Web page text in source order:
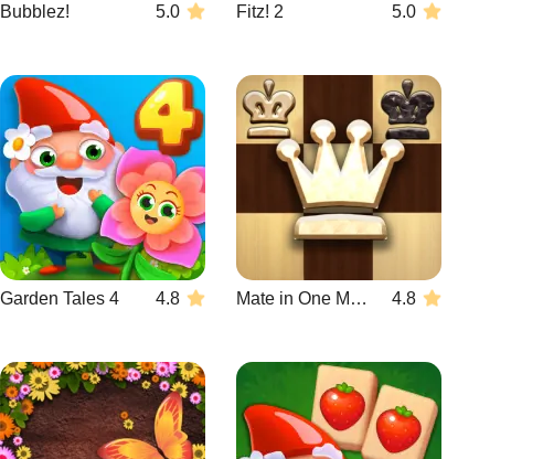
Bubblez! 5.0 Fitz! 2 5.0
Garden Tales 4 4.8 Mate in One Move 4.8